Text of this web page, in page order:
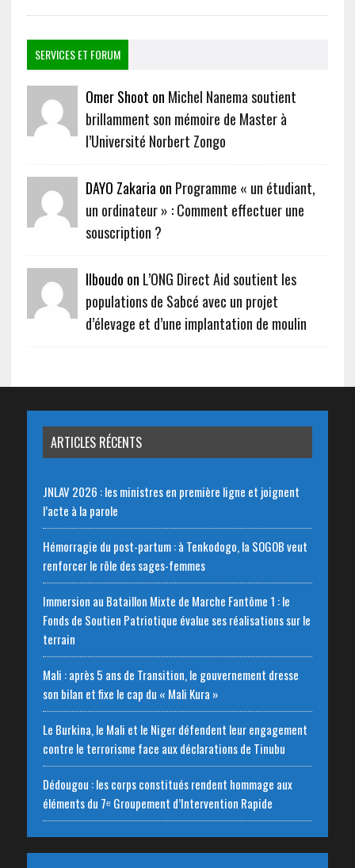
SERVICES ET FORUM
Omer Shoot on Michel Nanema soutient
brillamment son mémoire de Master à
l’Université Norbert Zongo
DAYO Zakaria on Programme « un étudiant,
un ordinateur » : Comment effectuer une
souscription ?
Ilboudo on L’ONG Direct Aid soutient les
populations de Sabcé avec un projet
d’élevage et d’une implantation de moulin
ARTICLES RÉCENTS
JNLAV 2026 : les ministres en première ligne et joignent
l’acte à la parole
Hémorragie du post-partum : à Tenkodogo, la SOGOB veut
renforcer le rôle des sages-femmes
Immersion au Bataillon Mixte de Marche Fantôme 1 : le
Fonds de Soutien Patriotique évalue ses réalisations sur le
terrain
Mali : après 5 ans de Transition, le gouvernement dresse
son bilan et fixe le cap du « Mali Kura »
Le Burkina, le Mali et le Niger défendent leur engagement
contre le terrorisme face aux déclarations de Tinubu
Dédougou : les corps constitués rendent hommage aux
éléments du 7ᵉ Groupement d’Intervention Rapide